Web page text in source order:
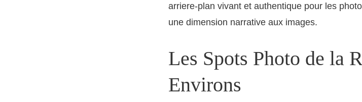
arriere-plan vivant et authentique pour les
une dimension narrative aux images.
Les Spots Photo de la
Environs